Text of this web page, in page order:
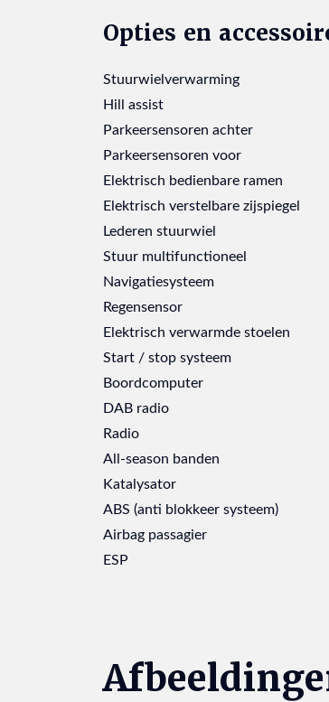
Opties en
Stuurwielverwarming
Hill assist
Parkeersensoren achter
Parkeersensoren voor
Elektrisch bedienbare ramen
Elektrisch verstelbare zijspiegel
Lederen stuurwiel
Stuur multifunctioneel
Navigatiesysteem
Regensensor
Elektrisch verwarmde stoelen
Start / stop systeem
Boordcomputer
DAB radio
Radio
All-season banden
Katalysator
ABS (anti blokkeer systeem)
Airbag passagier
ESP